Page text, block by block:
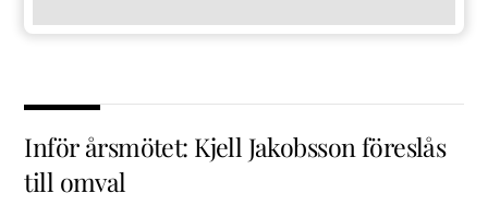
Inför årsmötet: Kjell Jakobsson föreslås
till omval